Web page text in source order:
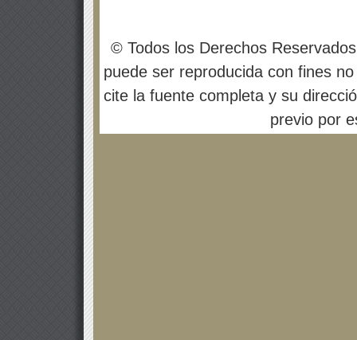
© Todos los Derechos
puede ser reproducida con fines
cite la fuente completa y su
previo por